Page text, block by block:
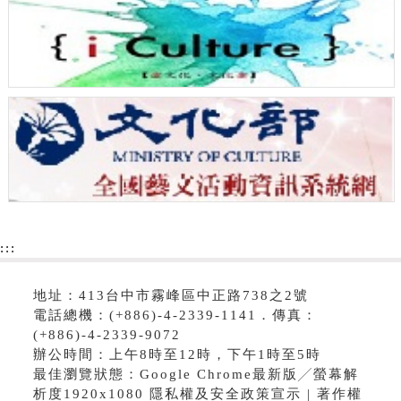
:::
地址：413台中市霧峰區中正路738之2號
電話總機：(+886)-4-2339-1141．傳真：
(+886)-4-2339-9072
辦公時間：上午8時至12時，下午1時至5時
最佳瀏覽狀態：Google Chrome最新版╱螢幕解
析度1920x1080 隱私權及安全政策宣示 | 著作權